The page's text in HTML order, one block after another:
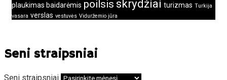
plaukimas baidarėmis poilsis skrydžiai turizmas Turkija
vasara verslas vestuvės Viduržemio jūra
Seni straipsniai
Seni straipsniai